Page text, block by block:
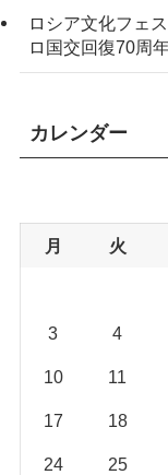
ロシア文化フェ
ロ国交回復70周
カレンダー
月 火
3 4
10 11
17 18
24 25